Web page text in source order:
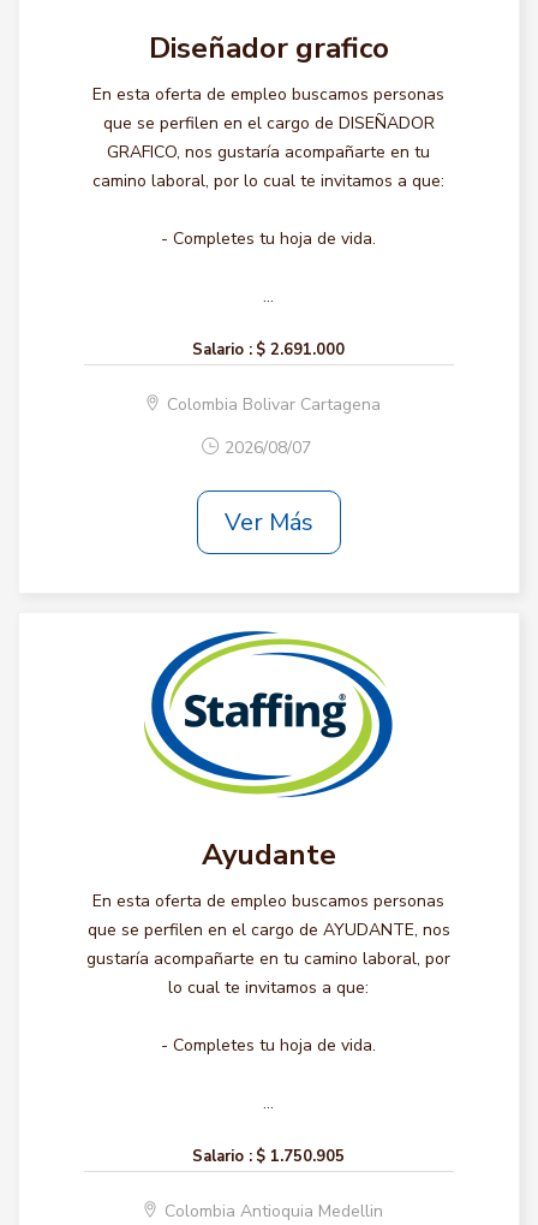
Diseñador grafico
En esta oferta de empleo buscamos personas
que se perfilen en el cargo de DISEÑADOR
GRAFICO, nos gustaría acompañarte en tu
camino laboral, por lo cual te invitamos a que:
- Completes tu hoja de vida.
...
Salario : $ 2.691.000
Colombia Bolivar Cartagena
2026/08/07
Ver Más
Ayudante
En esta oferta de empleo buscamos personas
que se perfilen en el cargo de AYUDANTE, nos
gustaría acompañarte en tu camino laboral, por
lo cual te invitamos a que:
- Completes tu hoja de vida.
...
Salario : $ 1.750.905
Colombia Antioquia Medellin